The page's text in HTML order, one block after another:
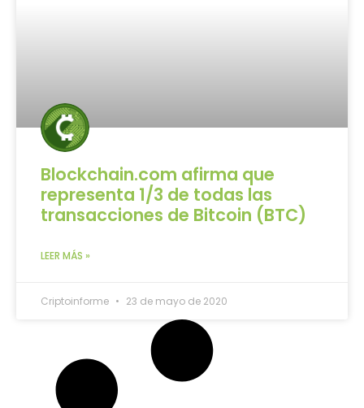
Blockchain.com afirma que
representa 1/3 de todas las
transacciones de Bitcoin (BTC)
LEER MÁS »
Criptoinforme 23 de mayo de 2020